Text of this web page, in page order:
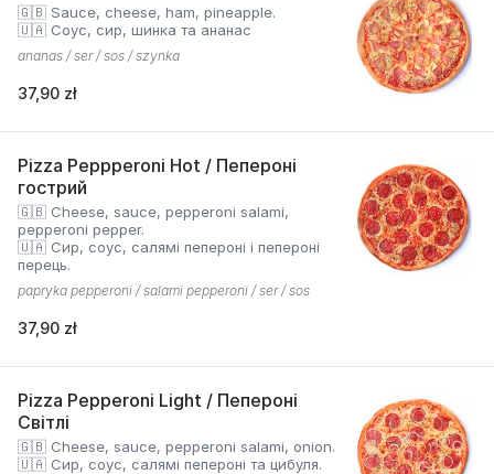
🇬🇧 Sauce, cheese, ham, pineapple.
🇺🇦 Соус, сир, шинка та ананас
ananas / ser / sos / szynka
37,90 zł
Pizza Peppperoni Hot / Пепероні
гострий
🇬🇧 Cheese, sauce, pepperoni salami,
pepperoni pepper.
🇺🇦 Сир, соус, салямі пепероні і пепероні
перець.
papryka pepperoni / salami pepperoni / ser / sos
37,90 zł
Pizza Pepperoni Light / Пепероні
Світлі
🇬🇧 Cheese, sauce, pepperoni salami, onion.
🇺🇦 Сир, соус, салямі пепероні та цибуля.